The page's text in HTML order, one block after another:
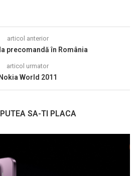
articol anterior
precomandă în România
articol urmator
Nokia World 2011
SA-TI PLACA